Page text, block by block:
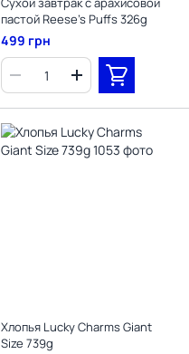
пастой Reese’s Puffs 326g
499 грн
Хлопья Lucky Charms Giant
Size 739g